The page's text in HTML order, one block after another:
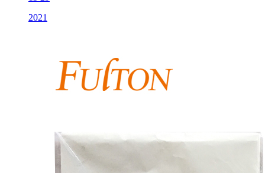
2021